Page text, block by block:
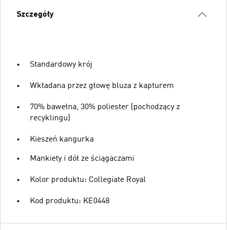
Szczegóły
Standardowy krój
Wkładana przez głowę bluza z kapturem
70% bawełna, 30% poliester (pochodzący z
recyklingu)
Kieszeń kangurka
Mankiety i dół ze ściągaczami
Kolor produktu: Collegiate Royal
Kod produktu: KE0448